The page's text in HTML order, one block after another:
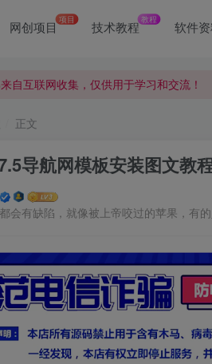
网创项目项目 技术教程教程 软件
自互联网收集，仅供用于学习和交流！
自互联网收集，仅供用于学习和交流！
正文
导航网模板安装图文教